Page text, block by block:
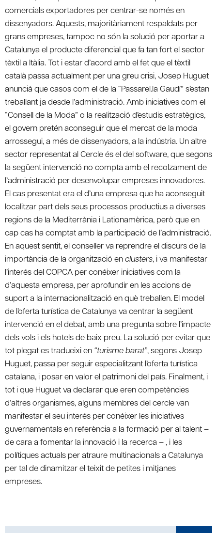
comercials exportadores per centrar-se només en
dissenyadors. Aquests, majoritàriament respaldats per
grans empreses, tampoc no són la solució per aportar a
Catalunya el producte diferencial que fa tan fort el sector
tèxtil a Itàlia. Tot i estar d’acord amb el fet que el tèxtil
català passa actualment per una greu crisi, Josep Huguet
anuncià que casos com el de la “Passarel.la Gaudí” s’estan
treballant ja desde l’administració. Amb iniciatives com el
“Consell de la Moda” o la realització d’estudis estratègics,
el govern pretén aconseguir que el mercat de la moda
arrossegui, a més de dissenyadors, a la indústria. Un altre
sector representat al Cercle és el del software, que segons
la següent intervenció no compta amb el recolzament de
l’administració per desenvolupar empreses innovadores.
El cas presentat era el d’una empresa que ha aconseguit
localitzar part dels seus processos productius a diverses
regions de la Mediterrània i Lationamèrica, però que en
cap cas ha comptat amb la participació de l’administració.
En aquest sentit, el conseller va reprendre el discurs de la
importància de la organització enclusters, i va manifestar
l’interés del COPCA per conéixer iniciatives com la
d’aquesta empresa, per aprofundir en les accions de
suport a la internacionalització en què treballen. El model
de l’oferta turística de Catalunya va centrar la següent
intervenció en el debat, amb una pregunta sobre l’impacte
dels vols i els hotels de baix preu. La solució per evitar que
tot plegat es tradueixi en “turisme barat”, segons Josep
Huguet, passa per seguir especialitzant l’oferta turística
catalana, i posar en valor el patrimoni del país. Finalment, i
tot i que Huguet va declarar que eren competències
d’altres organismes, alguns membres del cercle van
manifestar el seu interés per conéixer les iniciatives
guvernamentals en referència a la formació per al talent –
de cara a fomentar la innovació i la recerca – , i les
polítiques actuals per atraure multinacionals a Catalunya
per tal de dinamitzar el teixit de petites i mitjanes
empreses.